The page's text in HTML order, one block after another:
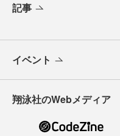
記事
イベント
翔泳社のWebメディア